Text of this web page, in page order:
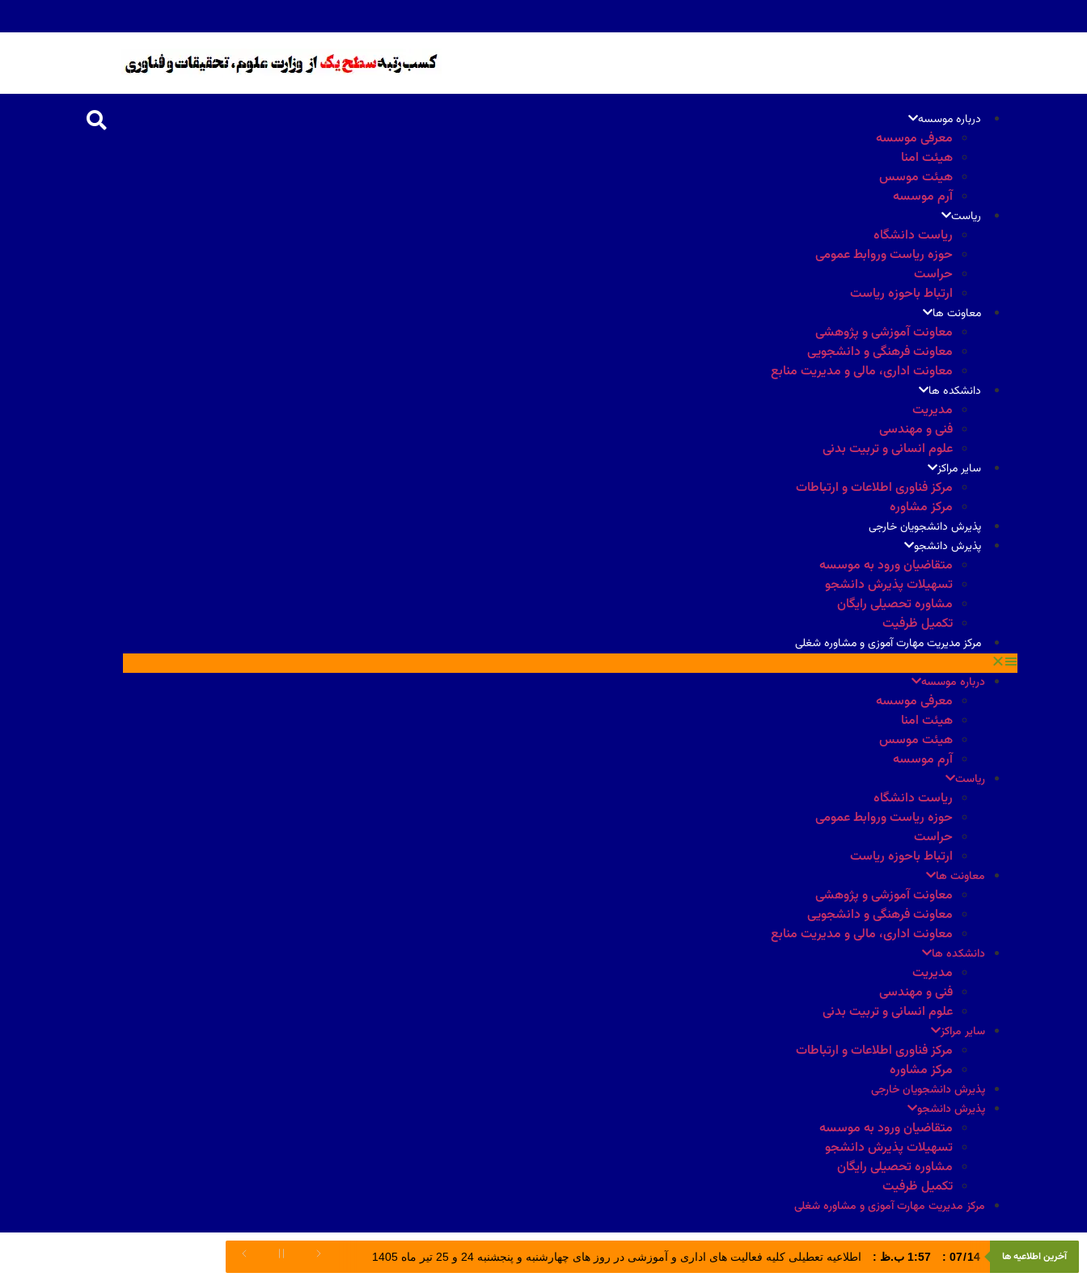
درباره موسسه
معرفی موسسه
هیئت امنا
هیئت موسس
آرم موسسه
ریاست
ریاست دانشگاه
حوزه ریاست وروابط عمومی
حراست
ارتباط باحوزه ریاست
معاونت ها
معاونت آموزشی و پژوهشی
معاونت فرهنگی و دانشجویی
معاونت اداری، مالی و مدیریت منابع
دانشکده ها
مدیریت
فنی و مهندسی
علوم انسانی و تربیت بدنی
سایر مراکز
مرکز فناوری اطلاعات و ارتباطات
مرکز مشاوره
پذیرش دانشجویان خارجی
پذیرش دانشجو
متقاضیان ورود به موسسه
تسهیلات پذیرش دانشجو
مشاوره تحصیلی رایگان
تکمیل ظرفیت
مرکز مدیریت مهارت آموزی و مشاوره شغلی
درباره موسسه
معرفی موسسه
هیئت امنا
هیئت موسس
آرم موسسه
ریاست
ریاست دانشگاه
حوزه ریاست وروابط عمومی
حراست
ارتباط باحوزه ریاست
معاونت ها
معاونت آموزشی و پژوهشی
معاونت فرهنگی و دانشجویی
معاونت اداری، مالی و مدیریت منابع
دانشکده ها
مدیریت
فنی و مهندسی
علوم انسانی و تربیت بدنی
سایر مراکز
مرکز فناوری اطلاعات و ارتباطات
مرکز مشاوره
پذیرش دانشجویان خارجی
پذیرش دانشجو
متقاضیان ورود به موسسه
تسهیلات پذیرش دانشجو
مشاوره تحصیلی رایگان
تکمیل ظرفیت
مرکز مدیریت مهارت آموزی و مشاوره شغلی
آخرین اطلاعیه ها 14
/
07
: 1:57 ب.ظ : اطلاعیه تعطیلی کلیه فعالیت های اداری و آموزشی در روز های چهارشنبه و پنجشنبه 24 و 25 تیر ماه 1405